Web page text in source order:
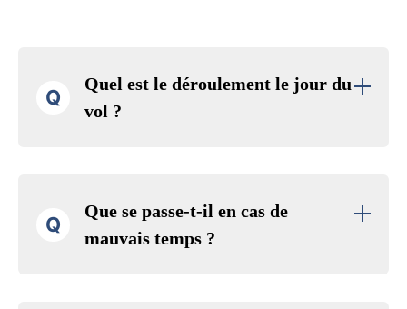
Q
Quel est le déroulement le jour du
vol ?
Q
Que se passe-t-il en cas de
mauvais temps ?